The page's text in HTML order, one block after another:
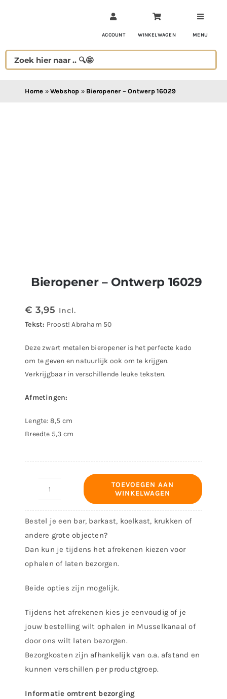
ACCOUNT WINKELWAGEN MENU
Home » Webshop » Bieropener – Ontwerp 16029
Bieropener – Ontwerp 16029
€ 3,95 Incl.
Tekst: Proost! Abraham 50
Deze zwart metalen bieropener is het perfecte kado
om te geven en natuurlijk ook om te krijgen.
Verkrijgbaar in verschillende leuke teksten.
Afmetingen:
Lengte: 8,5 cm
Breedte 5,3 cm
Bieropener
Ontwerp
16029
aantal
TOEVOEGEN AAN
WINKELWAGEN
Bestel je een bar, barkast, koelkast, krukken of
andere grote objecten?
Dan kun je tijdens het afrekenen kiezen voor
ophalen of laten bezorgen.
Beide opties zijn mogelijk.
Tijdens het afrekenen kies je eenvoudig of je
jouw bestelling wilt ophalen in Musselkanaal of
door ons wilt laten bezorgen.
Bezorgkosten zijn afhankelijk van o.a. afstand en
kunnen verschillen per productgroep.
Informatie omtrent bezorging